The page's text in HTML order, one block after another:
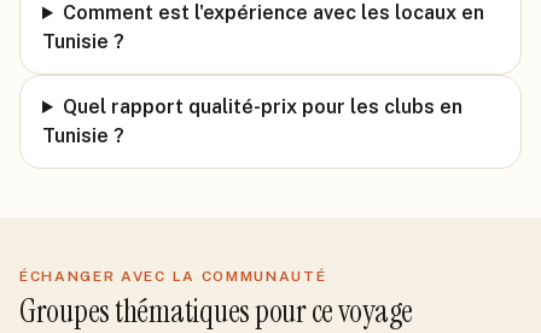
Comment est l'expérience avec les locaux en
Tunisie ?
Quel rapport qualité-prix pour les clubs en
Tunisie ?
ÉCHANGER AVEC LA COMMUNAUTÉ
Groupes thématiques pour ce voyage